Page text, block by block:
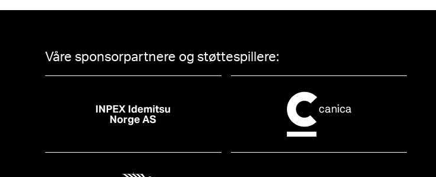
Våre sponsorpartnere og støttespillere: